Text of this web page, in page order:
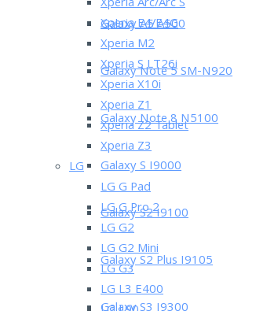
Galaxy A5 A500
Galaxy Note 5 SM-N920
Galaxy Note 8 N5100
Galaxy S I9000
Galaxy S2 I9100
Galaxy S2 Plus I9105
Xperia E4/E4G
Xperia M2
Xperia S LT26i
Xperia X10i
Xperia Z1
Xperia Z2 Tablet
Xperia Z3
LG
LG G Pad
LG G Pro 2
LG G2
LG G2 Mini
LG G3
LG L3 E400